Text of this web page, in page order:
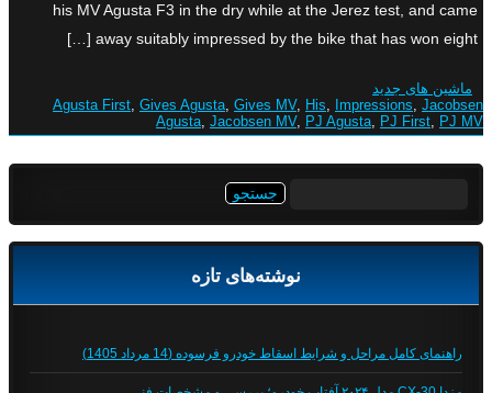
his MV Agusta F3 in the dry while at the Jerez test, and came
away suitably impressed by the bike that has won eight […]
ماشین های جدید
Agusta First, Gives Agusta, Gives MV, His, Impressions, Jacobsen
Agusta, Jacobsen MV, PJ Agusta, PJ First, PJ MV
نوشته‌های تازه
راهنمای کامل مراحل و شرایط اسقاط خودرو فرسوده (14 مرداد 1405)